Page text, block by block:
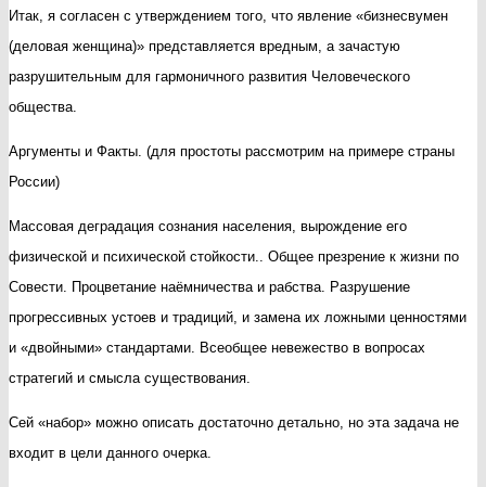
и
Итак, я согласен с утверждением того, что явление «бизнесвумен
(деловая женщина)» представляется вредным, а зачастую
разрушительным для гармоничного развития Человеческого
общества.
Аргументы и Факты. (для простоты рассмотрим на примере страны
России)
Массовая деградация сознания населения, вырождение его
физической и психической стойкости.. Общее презрение к жизни по
Совести. Процветание наёмничества и рабства. Разрушение
прогрессивных устоев и традиций, и замена их ложными ценностями
и «двойными» стандартами. Всеобщее невежество в вопросах
стратегий и смысла существования.
Сей «набор» можно описать достаточно детально, но эта задача не
входит в цели данного очерка.